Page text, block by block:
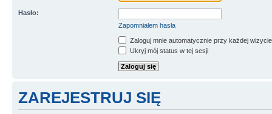
Hasło:
Zapomniałem hasła
Zaloguj mnie automatycznie przy każdej wizycie
Ukryj mój status w tej sesji
ZAREJESTRUJ SIĘ